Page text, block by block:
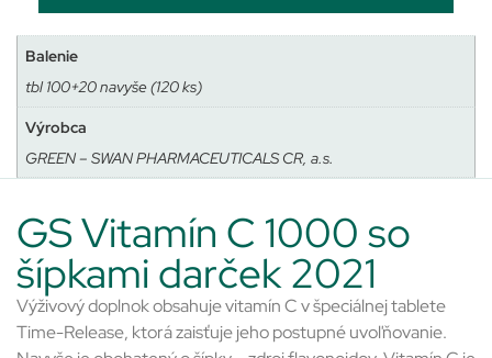
Balenie
tbl 100+20 navyše (120 ks)
Výrobca
GREEN – SWAN PHARMACEUTICALS CR, a.s.
GS Vitamín C 1000 so
šípkami darček 2021
Výživový doplnok obsahuje vitamín C v špeciálnej tablete
Time-Release, ktorá zaisťuje jeho postupné uvoľňovanie.